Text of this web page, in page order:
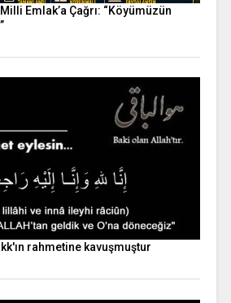
Emlak’a Çağrı: “Köyümüzün
rahmetine kavuşmuştur